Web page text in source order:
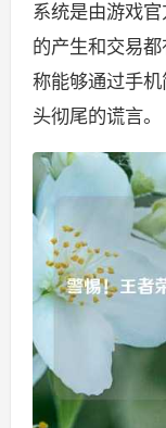
系统是由游戏
的产生和交易
称能够通过手
头彻尾的谎言。